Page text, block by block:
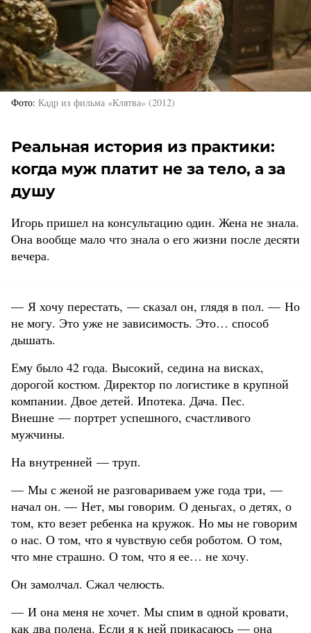
Фото Кадр из фильма «Клятва» (2012)
Реальная история из практики:
когда муж платит не за тело, а за
душу
Игорь пришел на консультацию один. Жена не знала.
Она вообще мало что знала о его жизни после десяти
вечера.
— Я хочу перестать, — сказал он, глядя в пол. — Но
не могу. Это уже не зависимость. Это… способ
дышать.
Ему было 42 года. Высокий, седина на висках,
дорогой костюм. Директор по логистике в крупной
компании. Двое детей. Ипотека. Дача. Пес.
Внешне — портрет успешного, счастливого
мужчины.
На внутренней — труп.
— Мы с женой не разговариваем уже года три, —
начал он. — Нет, мы говорим. О деньгах, о детях, о
том, кто везет ребенка на кружок. Но мы не говорим
о нас. О том, что я чувствую себя роботом. О том,
что мне страшно. О том, что я ее… не хочу.
Он замолчал. Сжал челюсть.
— И она меня не хочет. Мы спим в одной кровати,
как два полена. Если я к ней прикасаюсь — она